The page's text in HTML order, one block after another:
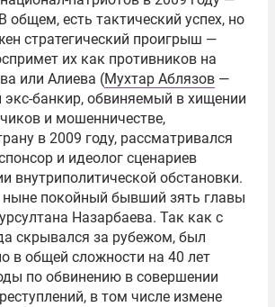
общем, есть тактический успех, но
стратегический проигрыш —
их как противников на
или Алиева (Мухтар Аблязов —
экс-банкир, обвиняемый в хищении
и мошенничестве,
в 2009 году, рассматривался
и идеолог сценариев
внутриполитической обстановки.
ныне покойный бывший зять главы
Назарбаева. Так как с
скрывался за рубежом, был
в общей сложности на 40 лет
по обвинению в совершении
в том числе измене